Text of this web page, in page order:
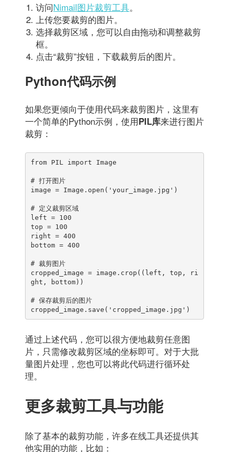
访问Nimail图片裁剪工具。
上传您要裁剪的图片。
选择裁剪区域，您可以自由拖动和调整裁剪
框。
点击“裁剪”按钮，下载裁剪后的图片。
Python代码示例
如果您更倾向于使用代码来裁剪图片，这里有
一个简单的Python示例，使用PIL库来进行图片
裁剪：
from PIL import Image
# 打开图片
image = Image.open('your_image.jpg')
# 定义裁剪区域
left = 100
top = 100
right = 400
bottom = 400
# 裁剪图片
cropped_image = image.crop((left, top, ri
ght, bottom))
# 保存裁剪后的图片
cropped_image.save('cropped_image.jpg')
通过上述代码，您可以很方便地裁剪任意图
片，只需修改裁剪区域的坐标即可。对于大批
量图片处理，您也可以将此代码进行循环处
理。
更多裁剪工具与功能
除了基本的裁剪功能，许多在线工具还提供其
他实用的功能，比如：